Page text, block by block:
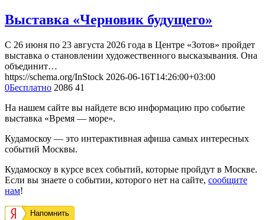
Выставка «Черновик будущего»
С 26 июня по 23 августа 2026 года в Центре «Зотов» пройдет
выставка о становлении художественного высказывания. Она
объединит…
https://schema.org/InStock 2026-06-16T14:26:00+03:00
0Бесплатно 2086 41
На нашем сайте вы найдете всю информацию про событие
выставка «Время — море».
Кудамоскоу — это интерактивная афиша самых интересных
событий Москвы.
Кудамоскоу в курсе всех событий, которые пройдут в Москве.
Если вы знаете о событии, которого нет на сайте, сообщите
нам!
Напомнить